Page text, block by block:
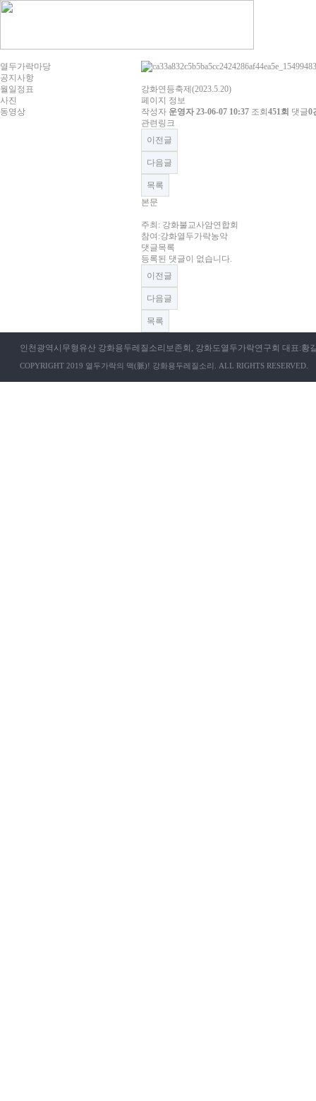
열두가락마당
공지사항
월일정표
사진
동영상
강화연등축제(2023.5.20)
페이지 정보
작성자 운영자 23-06-07 10:37 조회 451회 댓글0
관련링크
이전글
다음글
목록
본문
주최: 강화불교사암연합회
참여:강화열두가락농악
댓글목록
등록된 댓글이 없습니다.
이전글
다음글
목록
인천광역시무형유산 강화용두레질소리보존회, 강화도열두가락연구회 대표:
COPYRIGHT 2019 열두가락의 맥(脈)! 강화용두레질소리. ALL RIGHTS RESERVED.